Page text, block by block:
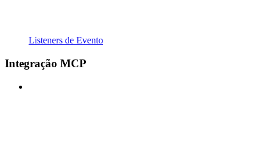
Listeners de Evento
Integração MCP